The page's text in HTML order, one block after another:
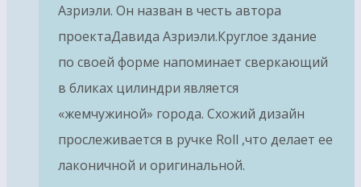
Азриэли. Он назван в честь автора
проектаДавида Азриэли.Круглое здание
по своей форме напоминает сверкающий
в бликах цилиндри является
«жемчужиной» города. Схожий дизайн
прослеживается в ручке Roll ,что делает ее
лаконичной и оригинальной.